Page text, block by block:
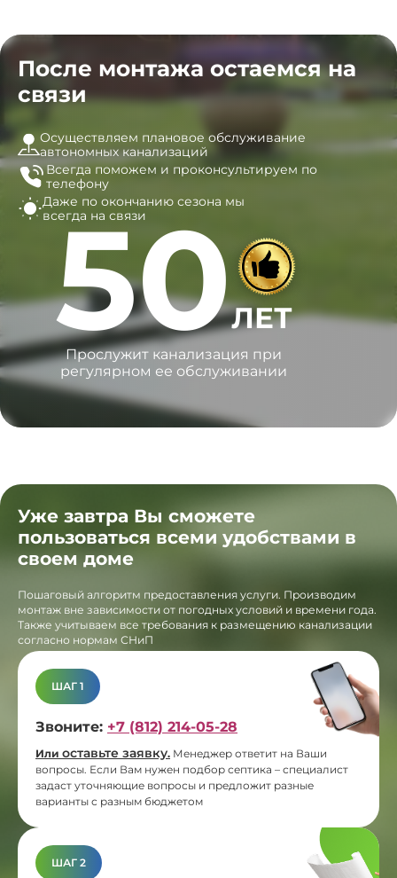
После монтажа остаемся на
связи
Осуществляем плановое обслуживание
автономных канализаций
Всегда поможем и проконсультируем по
телефону
Даже по окончанию сезона мы
всегда на связи
50ЛЕТ
Прослужит канализация при
регулярном ее обслуживании
Уже завтра Вы сможете
пользоваться всеми удобствами в
своем доме
Пошаговый алгоритм предоставления услуги. Производим
монтаж вне зависимости от погодных условий и времени года.
Также учитываем все требования к размещению канализации
согласно нормам СНиП
ШАГ 1
Звоните: +7 (812) 214-05-28
Или оставьте заявку. Менеджер ответит на Ваши
вопросы. Если Вам нужен подбор септика – специалист
задаст уточняющие вопросы и предложит разные
варианты с разным бюджетом
ШАГ 2